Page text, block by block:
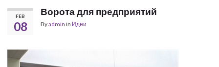
FEB
08
Ворота для предприятий
Byadmin in Идеи